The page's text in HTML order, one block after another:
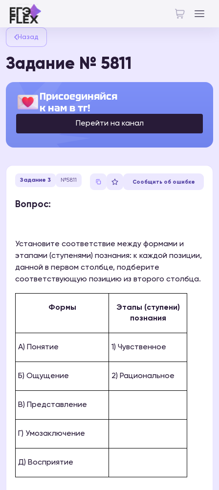
Назад
Задание № 5811
Присоединяйся
к нам в тг!
Перейти на канал
Задание 3 №5811 Сообщить об ошибке
Вопрос:
Установите соответствие между формами и
этапами (ступенями) познания: к каждой позиции,
данной в первом столбце, подберите
соответствующую позицию из второго столбца.
Формы
Этапы (ступени)
познания
А) Понятие 1) Чувственное
Б) Ощущение 2) Рациональное
В) Представление
Г) Умозаключение
Д) Восприятие